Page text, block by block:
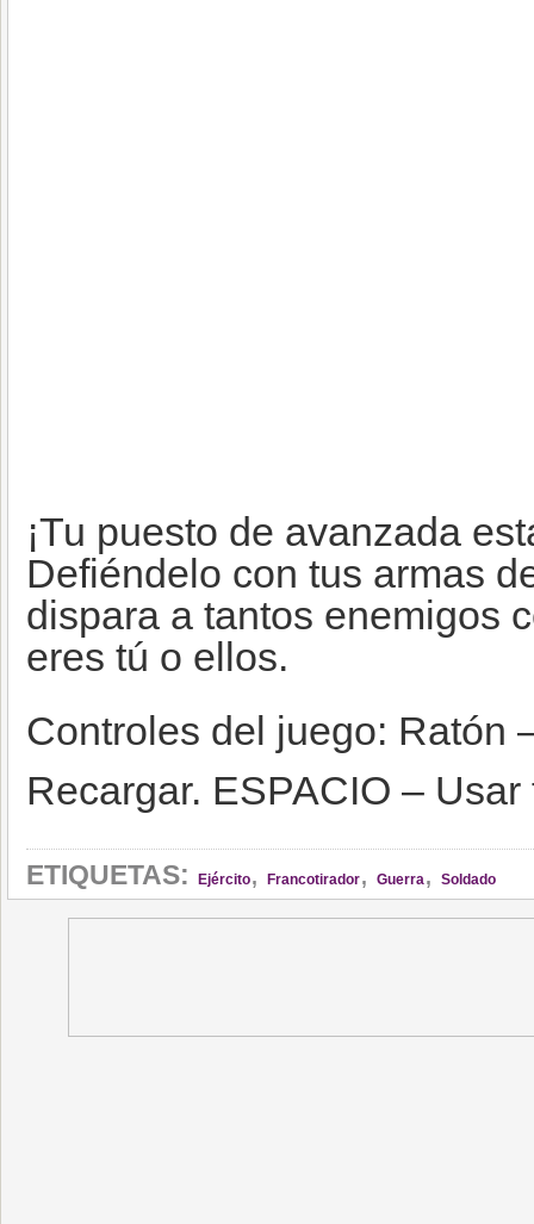
¡Tu puesto de avanzada
Defiéndelo con tus armas
dispara a tantos enemigos
eres tú o ellos.
Controles del juego: Ratón
Recargar. ESPACIO – Usar
ETIQUETAS: Ejército, Francotirador, Guerra, Soldado